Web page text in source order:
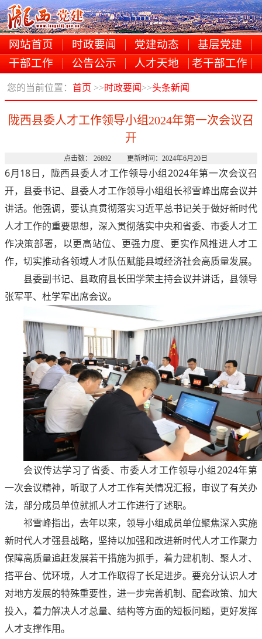
网站首页 时政要闻 党建动态
基层党建
干部工作
公告公示 人才天地 老干部工作
您的当前位置： 首页 >>时政要闻 >>头条新闻
陇西县委人才工作领导小组2024年第一次会议召
开
点击数： 26892 更新时间：2024年6月20日
6月18日，陇西县委人才工作领导小组2024年第一次会议召
开，县委书记、县委人才工作领导小组组长祁雪峰出席会议并
讲话。他强调，要认真贯彻落实习近平总书记关于做好新时代
人才工作的重要思想，深入贯彻落实中央和省委、市委人才工
作决策部署，以更高站位、更强力度、更实作风推进人才工
作，切实推动各领域人才队伍赋能县域经济社会高质量发展。
县委副书记、县政府县长田学荣主持会议并讲话，县领导
张军平、杜学军出席会议。
会议传达学习了省委、市委人才工作领导小组2024年第
一次会议精神，听取了人才工作有关情况汇报，审议了有关办
法，部分成员单位就抓人才工作进行了述职。
祁雪峰指出，去年以来，领导小组成员单位聚焦深入实施
新时代人才强县战略，坚持以加强和改进新时代人才工作聚力
保障高质量追赶发展若干措施为抓手，着力建机制、聚人才、
搭平台、优环境，人才工作取得了长足进步。要充分认识人才
对地方发展的特殊重要性，进一步完善机制、配套政策、加大
投入，着力解决人才总量、结构等方面的短板问题，更好发挥
人才支撑作用。